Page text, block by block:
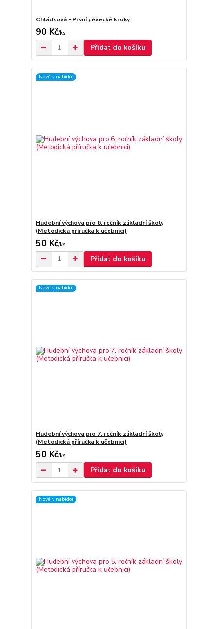
Chládková - První pěvecké kroky
90 Kč/ks
Přidat do košíku
Nově v nabídce
Hudební výchova pro 6. ročník základní školy
(Metodická příručka k učebnici)
50 Kč/ks
Přidat do košíku
Nově v nabídce
Hudební výchova pro 7. ročník základní školy
(Metodická příručka k učebnici)
50 Kč/ks
Přidat do košíku
Nově v nabídce